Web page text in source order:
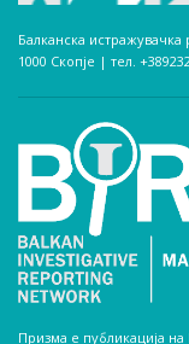
Балканска
1000 Скопје | тел.
Призма е публикација